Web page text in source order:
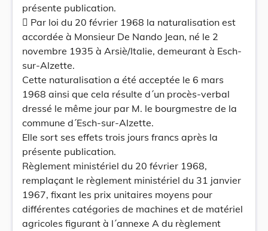
présente publication.
 Par loi du 20 février 1968 la naturalisation est
accordée à Monsieur De Nando Jean, né le 2
novembre 1935 à Arsiè/ltalie, demeurant à Esch-
sur-Alzette.
Cette naturalisation a été acceptée le 6 mars
1968 ainsi que cela résulte d´un procès-verbal
dressé le même jour par M. le bourgmestre de la
commune d´Esch-sur-Alzette.
Elle sort ses effets trois jours francs après la
présente publication.
Règlement ministériel du 20 février 1968,
remplaçant le règlement ministériel du 31 janvier
1967, fixant les prix unitaires moyens pour
différentes catégories de machines et de matériel
agricoles figurant à l´annexe A du règlement